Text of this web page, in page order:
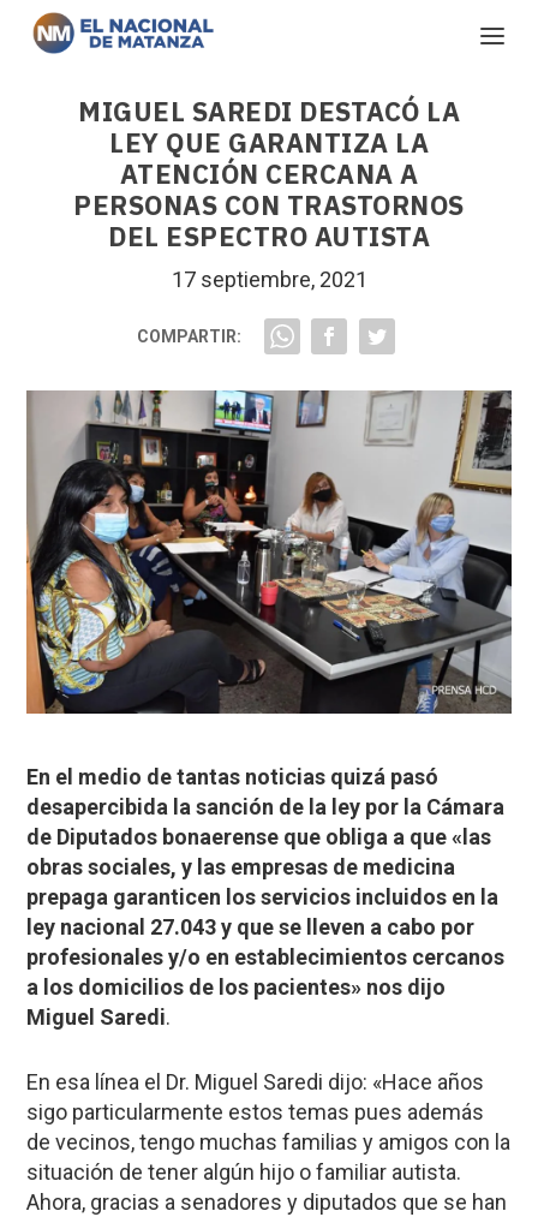
MIGUEL SAREDI DESTACÓ LA
LEY QUE GARANTIZA LA
ATENCIÓN CERCANA A
PERSONAS CON TRASTORNOS
DEL ESPECTRO AUTISTA
17 septiembre, 2021
COMPARTIR:
En el medio de tantas noticias quizá pasó
desapercibida la sanción de la ley por la Cámara
de Diputados bonaerense que obliga a que «las
obras sociales, y las empresas de medicina
prepaga garanticen los servicios incluidos en la
ley nacional 27.043 y que se lleven a cabo por
profesionales y/o en establecimientos cercanos
a los domicilios de los pacientes» nos dijo
Miguel Saredi.
En esa línea el Dr. Miguel Saredi dijo: «Hace años
sigo particularmente estos temas pues además
de vecinos, tengo muchas familias y amigos con la
situación de tener algún hijo o familiar autista.
Ahora, gracias a senadores y diputados que se han